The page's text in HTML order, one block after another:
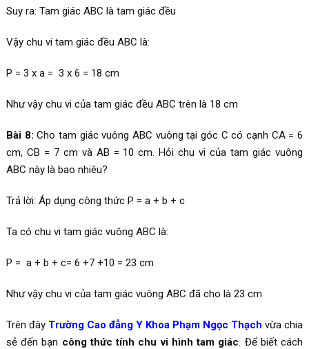
Suy ra: Tam giác ABC là tam giác đều
Vậy chu vi tam giác đều ABC là:
P = 3 x a = 3 x 6 = 18 cm
Như vậy chu vi của tam giác đều ABC trên là 18 cm
Bài 8: Cho tam giác vuông ABC vuông tại góc C có cạnh CA = 6
cm, CB = 7 cm và AB = 10 cm. Hỏi chu vi của tam giác vuông
ABC này là bao nhiêu?
Trả lời: Áp dụng công thức P = a + b + c
Ta có chu vi tam giác vuông ABC là:
P = a + b + c= 6 +7 +10 = 23 cm
Như vậy chu vi của tam giác vuông ABC đã cho là 23 cm
Trên đây Trường Cao đẳng Y Khoa Phạm Ngọc Thạch vừa chia
sẻ đến bạn công thức tính chu vi hình tam giác. Để biết cách